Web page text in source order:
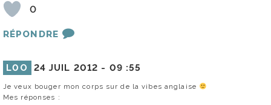
0
RÉPONDRE
L0O 24 JUIL 2012 - 09 :55
Je veux bouger mon corps sur de la vibes anglaise
Mes réponses :